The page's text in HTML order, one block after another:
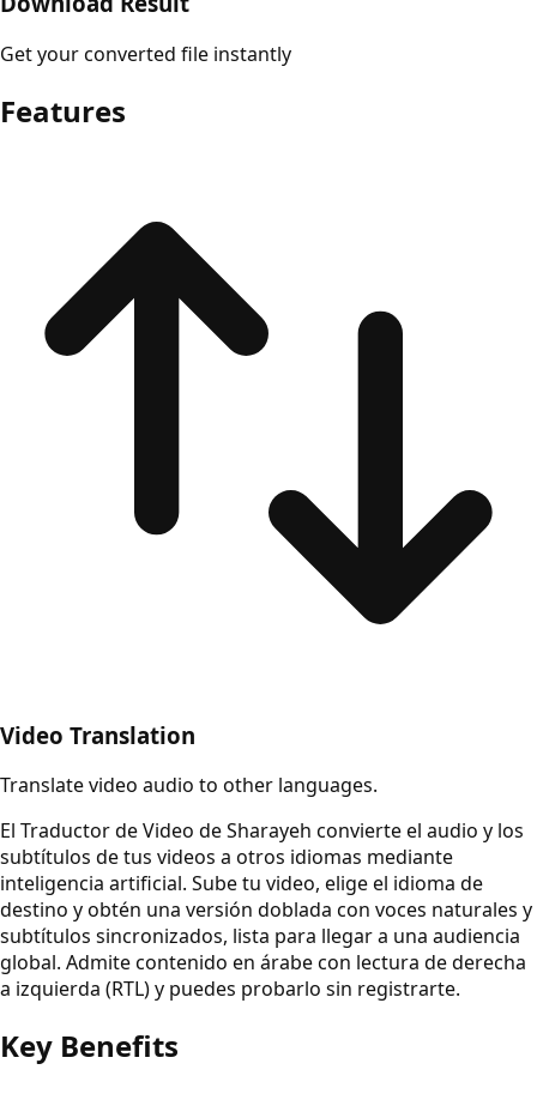
Get your converted file instantly
Features
Video Translation
Translate video audio to other languages.
El Traductor de Video de Sharayeh convierte el audio y los
subtítulos de tus videos a otros idiomas mediante
inteligencia artificial. Sube tu video, elige el idioma de
destino y obtén una versión doblada con voces naturales y
subtítulos sincronizados, lista para llegar a una audiencia
global. Admite contenido en árabe con lectura de derecha
a izquierda (RTL) y puedes probarlo sin registrarte.
Key Benefits